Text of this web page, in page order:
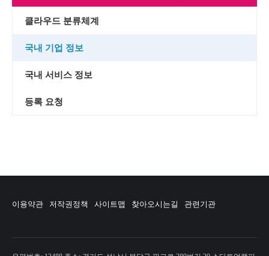
클라우드 분류체계
국내 기업 정보
국내 서비스 정보
등록 요청
이용약관 저작권정책 사이트맵 찾아오시는길 관련기관